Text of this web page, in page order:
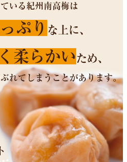
いる紀州南高梅は
ぷり な上に、
柔らかいため、
れてしまうことがあります。